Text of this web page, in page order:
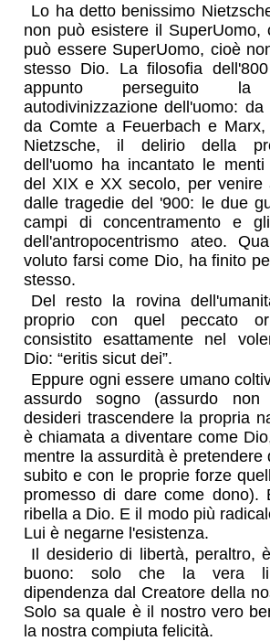
Lo ha detto benissimo
non può esistere il SuperUomo,
può essere SuperUomo, cioè
stesso Dio. La filosofia
appunto perseguito
autodivinizzazione dell'uomo:
da Comte a Feuerbach e
Nietzsche, il delirio della
dell'uomo ha incantato le
del XIX e XX secolo, per venire
dalle tragedie del '900: le due
campi di concentramento e
dell'antropocentrismo ateo.
voluto farsi come Dio, ha finito
stesso.
Del resto la rovina
proprio con quel peccato
consistito esattamente nel
Dio: “eritis sicut dei”.
Eppure ogni essere umano
assurdo sogno (assurdo non
desideri trascendere la propria
è chiamata a diventare come
mentre la assurdità è pretendere
subito e con le proprie forze
promesso di dare come dono).
ribella a Dio. E il modo più
Lui è negarne l'esistenza.
Il desiderio di libertà, peraltro,
buono: solo che la vera
dipendenza dal Creatore della
Solo sa quale è il nostro vero
la nostra compiuta felicità.